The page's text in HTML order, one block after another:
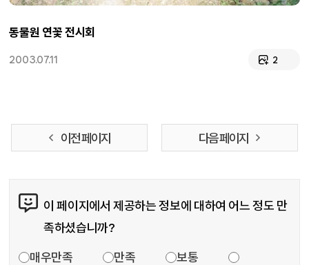
동물원 연꽃 전시회
2003.07.11 2
이전 페이지 다음 페이지
이 페이지에서 제공하는 정보에 대하여 어느 정도 만
족하셨습니까?
매우만족 만족
보통